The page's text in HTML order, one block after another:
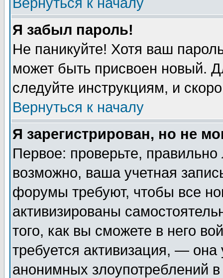
Я забыл пароль!
Не паникуйте! Хотя ваш
может быть присвоен новый.
следуйте инструкциям, и
Вернуться к началу
Я зарегистрирован, но не
Первое: проверьте,
возможно, ваша учетная
форумы требуют, чтобы все
активизированы
того, как вы сможете в него
требуется активизация, —
анонимных злоупотреблений